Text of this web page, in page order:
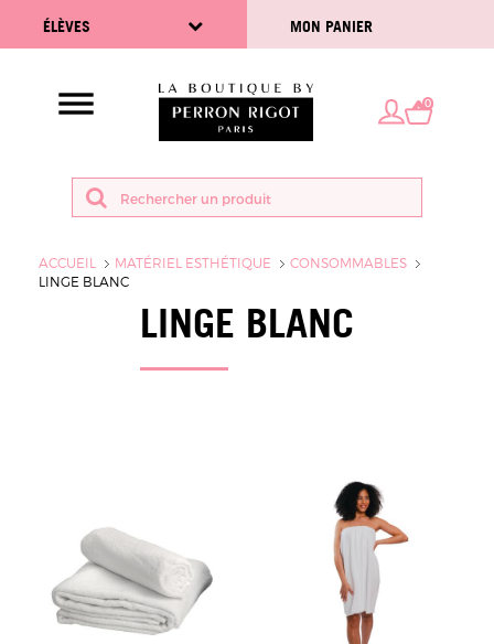
ÉLÈVES MON PANIER
0
ACCUEIL MATÉRIEL ESTHÉTIQUE
CONSOMMABLES
LINGE BLANC
LINGE BLANC